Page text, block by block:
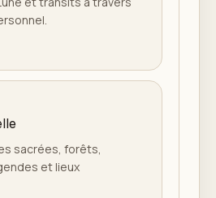
sacrées, forêts,
et lieux